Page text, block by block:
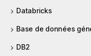
Databricks
Base de données
DB2